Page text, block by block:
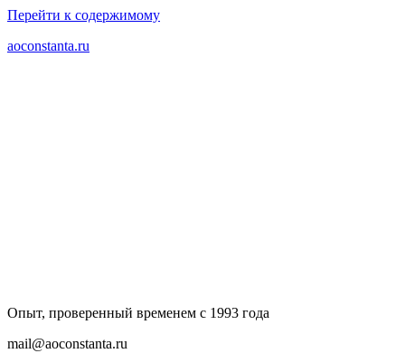
Перейти к содержимому
aoconstanta.ru
Опыт, проверенный временем с 1993 года
mail@aoconstanta.ru